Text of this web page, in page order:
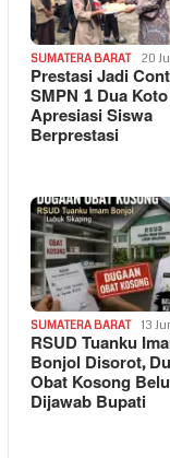
SUMATERA BARAT 20
Prestasi Jadi
SMPN 1 Dua
Apresiasi Siswa
Berprestasi
SUMATERA BARAT 13
RSUD Tuanku
Bonjol Disorot,
Obat Kosong
Dijawab Bupati